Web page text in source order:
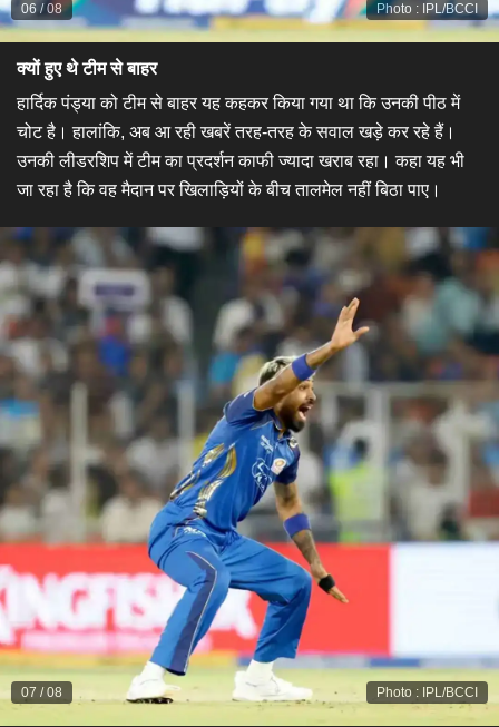
Photo : IPL/BCCI
06/08
क्यों हुए थे टीम से बाहर
हार्दिक पंड्या को टीम से बाहर यह कहकर किया गया था कि उनकी पीठ में
चोट है। हालांकि, अब आ रही खबरें तरह-तरह के सवाल खड़े कर रहे हैं।
उनकी लीडरशिप में टीम का प्रदर्शन काफी ज्यादा खराब रहा। कहा यह भी
जा रहा है कि वह मैदान पर खिलाड़ियों के बीच तालमेल नहीं बिठा पाए।
Photo : IPL/BCCI
07 /08